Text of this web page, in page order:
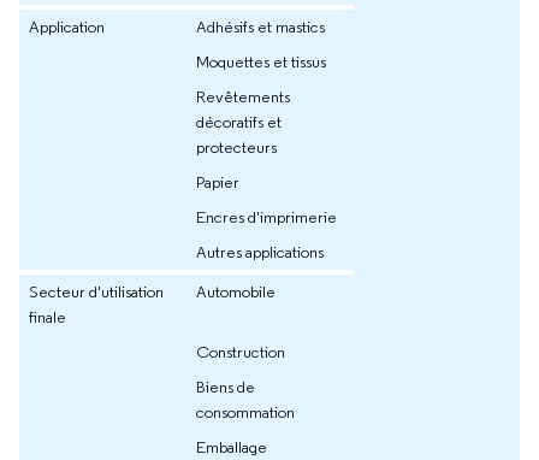
Application
Adhésifs et mastics
Moquettes et tissus
Revêtements
décoratifs et
protecteurs
Papier
Encres d'imprimerie
Autres applications
Secteur d'utilisation
finale
Automobile
Construction
Biens de
consommation
Emballage